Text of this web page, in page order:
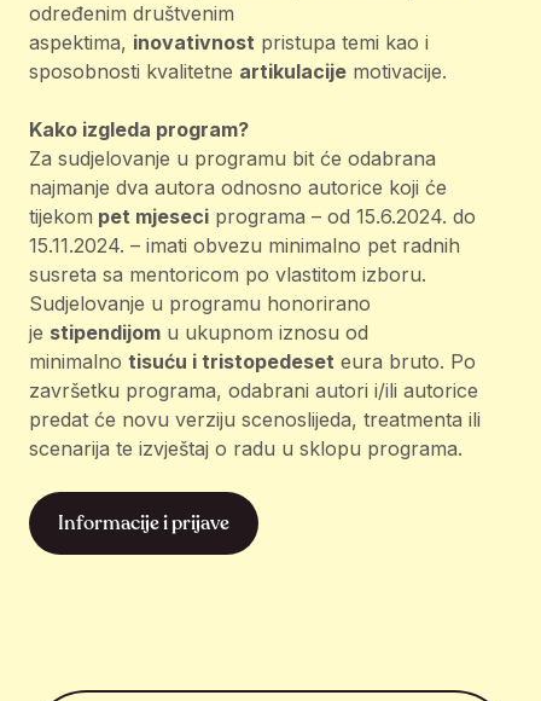
određenim društvenim
aspektima, inovativnost pristupa temi kao i
sposobnosti kvalitetne artikulacije motivacije.
Kako izgleda program?
Za sudjelovanje u programu bit će odabrana
najmanje dva autora odnosno autorice koji će
tijekom pet mjeseci programa – od 15.6.2024. do
15.11.2024. – imati obvezu minimalno pet radnih
susreta sa mentoricom po vlastitom izboru.
Sudjelovanje u programu honorirano
je stipendijom u ukupnom iznosu od
minimalno tisuću i tristopedeset eura bruto. Po
završetku programa, odabrani autori i/ili autorice
predat će novu verziju scenoslijeda, treatmenta ili
scenarija te izvještaj o radu u sklopu programa.
Informacije i prijave